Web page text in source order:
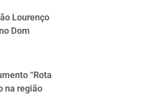
Lourenço
Dom
“Rota
na região